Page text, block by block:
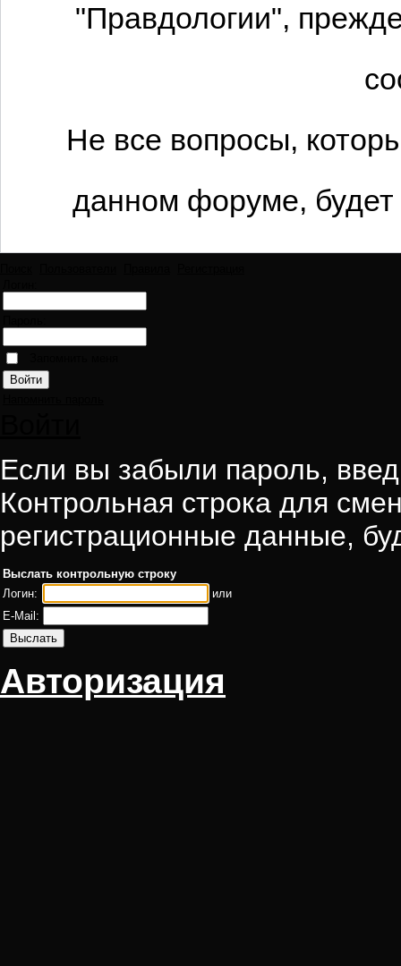
"Правдологии",
Не все вопросы,
данном форуме,
Если вы забыли пароль,
Контрольная строка для
регистрационные данные,
Выслать контрольную строку
Логин:
или
E-Mail:
Авторизация